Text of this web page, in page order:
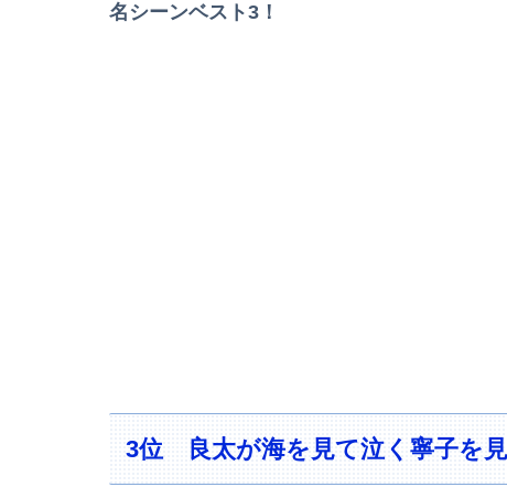
名シーンベスト3！
3位 良太が海を見て泣く寧子を